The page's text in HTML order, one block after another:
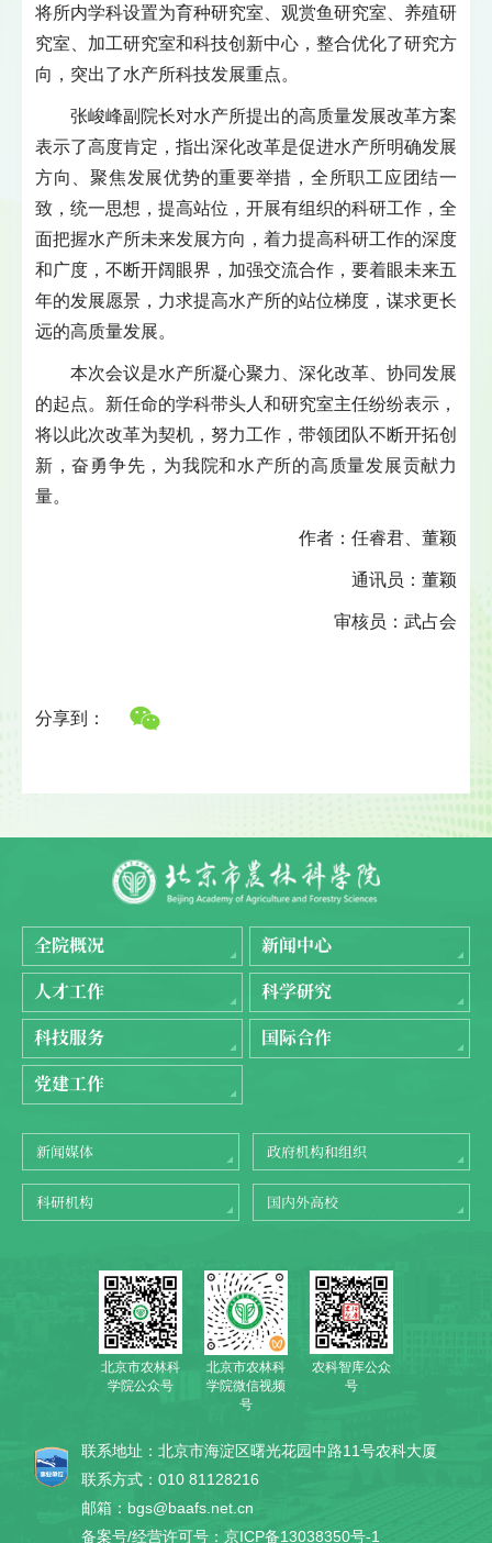
将所内学科设置为育种研究室、观赏鱼研究室、养殖研
究室、加工研究室和科技创新中心，整合优化了研究方
向，突出了水产所科技发展重点。
张峻峰副院长对水产所提出的高质量发展改革方案
表示了高度肯定，指出深化改革是促进水产所明确发展
方向、聚焦发展优势的重要举措，全所职工应团结一
致，统一思想，提高站位，开展有组织的科研工作，全
面把握水产所未来发展方向，着力提高科研工作的深度
和广度，不断开阔眼界，加强交流合作，要着眼未来五
年的发展愿景，力求提高水产所的站位梯度，谋求更长
远的高质量发展。
本次会议是水产所凝心聚力、深化改革、协同发展
的起点。新任命的学科带头人和研究室主任纷纷表示，
将以此次改革为契机，努力工作，带领团队不断开拓创
新，奋勇争先，为我院和水产所的高质量发展贡献力
量。
作者：任睿君、董颖
通讯员：董颖
审核员：武占会
分享到：
全院概况
新闻中心
人才工作
科学研究
科技服务
国际合作
党建工作
新闻媒体 政府机构和组织
科研机构 国内外高校
北京市农林科
学院公众号
北京市农林科
学院微信视频
号
农科智库公众
号
联系地址：北京市海淀区曙光花园中路11号农科大厦
联系方式：010 81128216
邮箱：bgs@baafs.net.cn
备案号/经营许可号：京ICP备13038350号-1